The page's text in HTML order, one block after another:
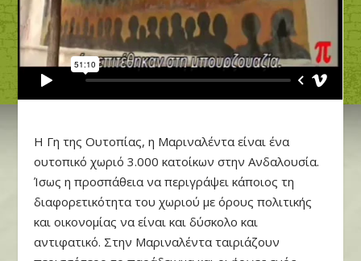
Η Γη της Ουτοπίας, η Μαριναλέντα είναι ένα
ουτοπικό χωριό 3.000 κατοίκων στην Ανδαλουσία.
Ίσως η προσπάθεια να περιγράψει κάποιος τη
διαφορετικότητα του χωριού με όρους πολιτικής
και οικονομίας να είναι και δύσκολο και
αντιφατικό. Στην Μαριναλέντα ταιριάζουν